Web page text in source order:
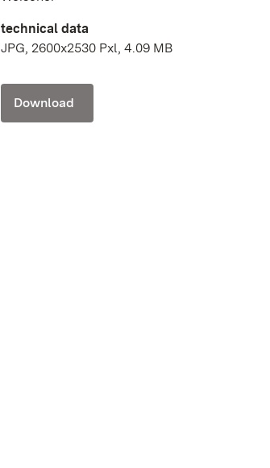
technical data
JPG, 2600x2530 Pxl, 4.09 MB
Download